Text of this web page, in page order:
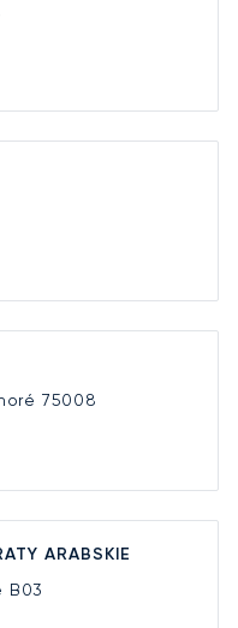
75008
ARABSKIE
B03